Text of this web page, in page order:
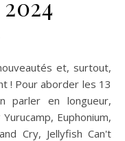
! Pour aborder les 13
parler en longueur,
Euphonium,
Cry, Jellyfish Can't